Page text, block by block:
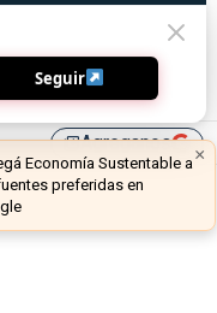
library_addAgreganos
Seguir